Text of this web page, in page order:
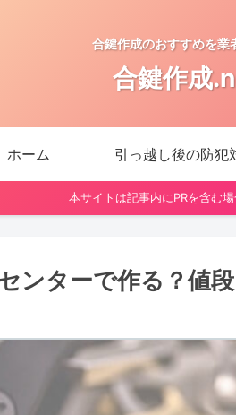
合鍵作成のおすすめを業
合鍵作成
ホーム 引っ越し後の防犯
本サイトは記事内にPRを含む
ンターで作る？値